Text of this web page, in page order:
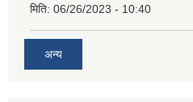
मिति: 06/26/2023 - 10:40
अन्य